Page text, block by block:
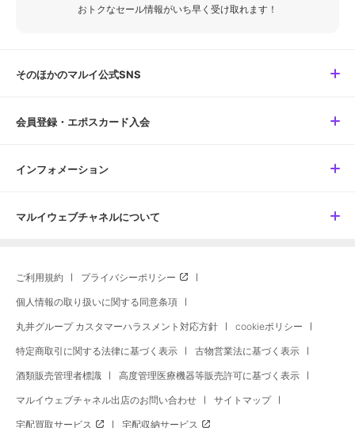
おトクなセール情報がいち早く受け取れます！
そのほかのマルイ公式SNS
会員登録・エポスカード入会
インフォメーション
マルイウェブチャネルについて
ご利用規約 プライバシーポリシー
個人情報の取り扱いに関する同意条項
丸井グループ カスタマーハラスメント対応方針 cookieポリシー
特定商取引に関する法律に基づく表示 古物営業法に基づく表示
酒類販売管理者標識 高度管理医療機器等販売許可に基づく表示
マルイウェブチャネル出店のお問い合わせ サイトマップ
宅配買取サービス 宅配収納サービス